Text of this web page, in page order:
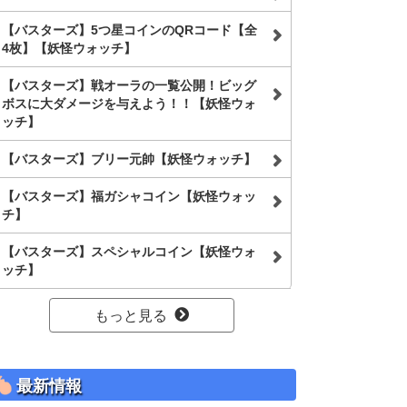
【バスターズ】5つ星コインのQRコード【全
4枚】【妖怪ウォッチ】
【バスターズ】戦オーラの一覧公開！ビッグ
ボスに大ダメージを与えよう！！【妖怪ウォ
ッチ】
【バスターズ】ブリー元帥【妖怪ウォッチ】
【バスターズ】福ガシャコイン【妖怪ウォッ
チ】
【バスターズ】スペシャルコイン【妖怪ウォ
ッチ】
もっと見る
最新情報